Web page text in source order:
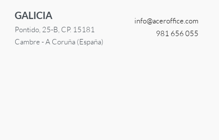
GALICIA
Pontido, 25-B, CP. 15181
Cambre - A Coruña (España)
info@aceroffice.com
981 656 055